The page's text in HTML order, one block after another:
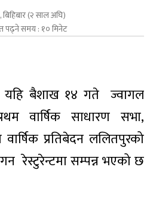
(२ साल अघि)
पढ्ने समय : १० मिनेट
यहि बैशाख १४ गते ज्वागल
वार्षिक साधारण सभा,
प्रतिबेदन ललितपुरको
रेस्टुरेन्टमा सम्पन्न भएको छ